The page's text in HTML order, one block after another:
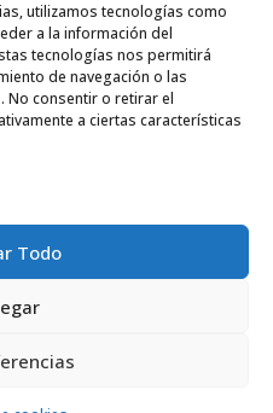
utilizamos tecnologías como
a la información del
tecnologías nos permitirá
de navegación o las
No consentir o retirar el
a ciertas características
Todo
legal